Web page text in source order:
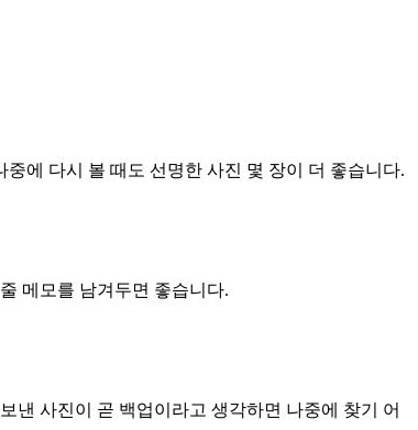
에 다시 볼 때도 선명한 사진 몇 장이 더 좋습니다.
메모를 남겨두면 좋습니다.
낸 사진이 곧 백업이라고 생각하면 나중에 찾기 어